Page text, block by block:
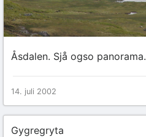
Åsdalen. Sjå ogso panorama.
14. juli 2002
Gygregryta